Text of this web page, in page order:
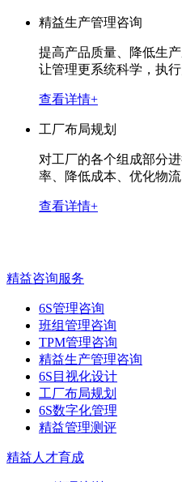
精益生产管理咨询
提高产品质量、降低生
让管理更系统科学，执
查看详情+
工厂布局规划
对工厂的各个组成部分
率、降低成本、优化物
查看详情+
精益咨询服务
6S管理咨询
班组管理咨询
TPM管理咨询
精益生产管理咨询
6S目视化设计
工厂布局规划
6S数字化管理
精益管理测评
精益人才育成